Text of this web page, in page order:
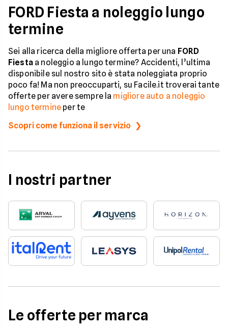
FORD Fiesta a noleggio lungo
termine
Sei alla ricerca della migliore offerta per una FORD
Fiestaa noleggio a lungo termine? Accidenti, l’ultima
disponibile sul nostro sito è stata noleggiata proprio
poco fa! Ma non preoccuparti, su Facile.it troverai tante
offerte per avere sempre la migliore auto a noleggio
lungo termine per te
Scopri come funziona il servizio
I nostri partner
Le offerte per marca